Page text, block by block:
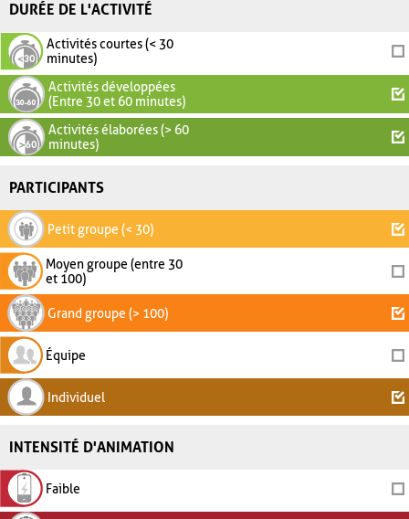
DURÉE DE L'ACTIVITÉ
Activités courtes (< 30
minutes)
Activités développées
(Entre 30 et 60 minutes)
Activités élaborées (> 60
minutes)
PARTICIPANTS
Petit groupe (< 30)
Moyen groupe (entre 30
et 100)
Grand groupe (> 100)
Équipe
Individuel
INTENSITÉ D'ANIMATION
Faible